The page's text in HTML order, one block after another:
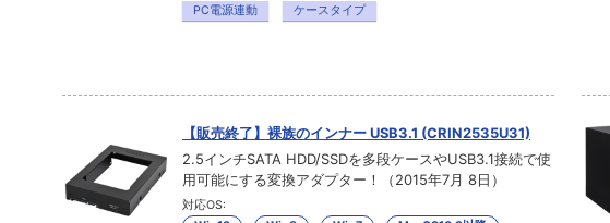
PC電源連動
ケースタイプ
【販売終了】裸族のインナー USB3.1 (CRIN2535U31)
2.5インチSATA HDD/SSDを多段ケースやUSB3.1接続で使
用可能にする変換アダプター！（2015年7月 8日）
対応OS: